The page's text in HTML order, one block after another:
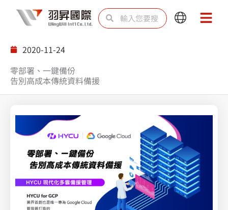
搜
尋 尋
Main
Main
2020-11-24
零部署、一鍵備份
告別高成本傳統資料備援